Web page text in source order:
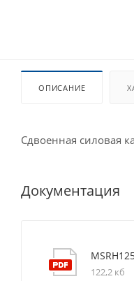
ОПИСАНИЕ
Сдвоенная силовая
Документация
122,2 кб